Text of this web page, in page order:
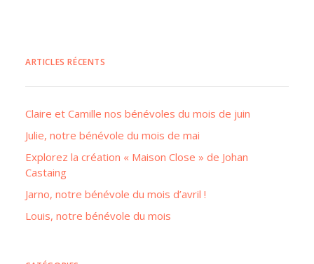
ARTICLES RÉCENTS
Claire et Camille nos bénévoles du mois de juin
Julie, notre bénévole du mois de mai
Explorez la création « Maison Close » de Johan
Castaing
Jarno, notre bénévole du mois d’avril !
Louis, notre bénévole du mois